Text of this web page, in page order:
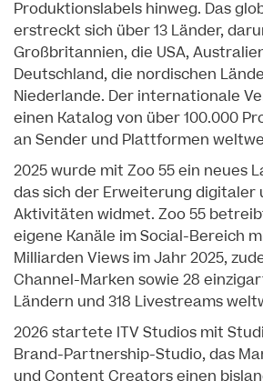
Produktionslabels hinweg. Das
erstreckt sich über 13 Länder,
Großbritannien, die USA,
Deutschland, die nordischen
Niederlande. Der internationale
einen Katalog von über 100.000
an Sender und Plattformen
2025 wurde mit Zoo 55 ein neues
das sich der Erweiterung digitaler
Aktivitäten widmet. Zoo 55
eigene Kanäle im Social-Bereich
Milliarden Views im Jahr 2025,
Channel-Marken sowie 28
Ländern und 318 Livestreams
2026 startete ITV Studios mit
Brand-Partnership-Studio, das
und Content Creators einen